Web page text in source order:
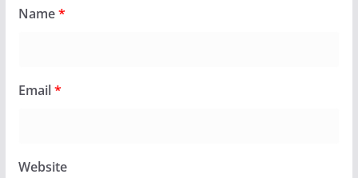
Name*
Email*
Website